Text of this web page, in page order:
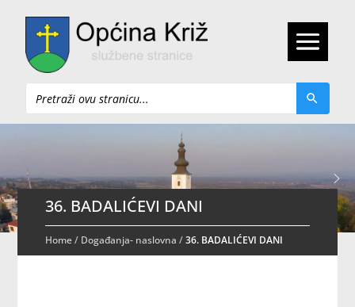
Pretraži
36. BADALIĆEVI DANI
Home/ Događanja- naslovna /36. BADALIĆEVI DANI